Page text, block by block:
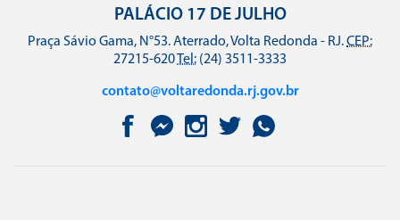
PALÁCIO 17 DE JULHO
Praça Sávio Gama, N°53. Aterrado, Volta Redonda - RJ.CEP:
27215-620Tel: (24) 3511-3333
contato@voltaredonda.rj.gov.br